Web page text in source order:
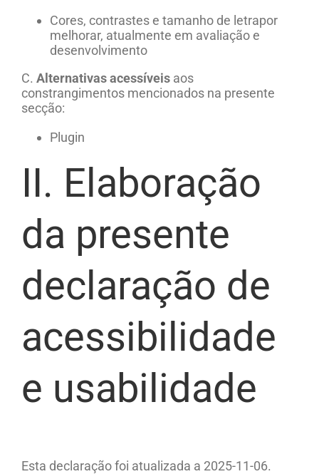
Cores, contrastes e tamanho de letrapor
melhorar, atualmente em avaliação e
desenvolvimento
C. Alternativas acessíveisaos
constrangimentos mencionados na presente
secção:
Plugin
II. Elaboração
da presente
declaração de
acessibilidade
e usabilidade
Esta declaração foi atualizada a 2025-11-06.